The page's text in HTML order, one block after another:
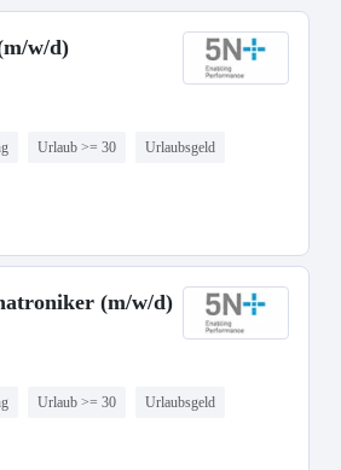
w/d)
Urlaub >= 30 Urlaubsgeld
(m/w/d)
Urlaub >= 30 Urlaubsgeld